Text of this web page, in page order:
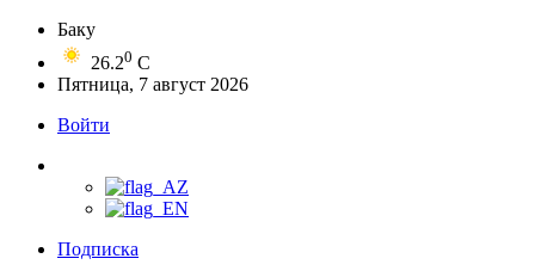
Баку
26.20 C
Пятница, 7 август 2026
Войти
Подписка